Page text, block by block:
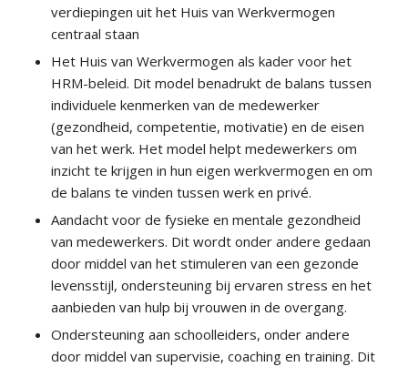
verdiepingen uit het Huis van Werkvermogen
centraal staan
Het Huis van Werkvermogen als kader voor het
HRM-beleid. Dit model benadrukt de balans tussen
individuele kenmerken van de medewerker
(gezondheid, competentie, motivatie) en de eisen
van het werk. Het model helpt medewerkers om
inzicht te krijgen in hun eigen werkvermogen en om
de balans te vinden tussen werk en privé.
Aandacht voor de fysieke en mentale gezondheid
van medewerkers. Dit wordt onder andere gedaan
door middel van het stimuleren van een gezonde
levensstijl, ondersteuning bij ervaren stress en het
aanbieden van hulp bij vrouwen in de overgang.
Ondersteuning aan schoolleiders, onder andere
door middel van supervisie, coaching en training. Dit